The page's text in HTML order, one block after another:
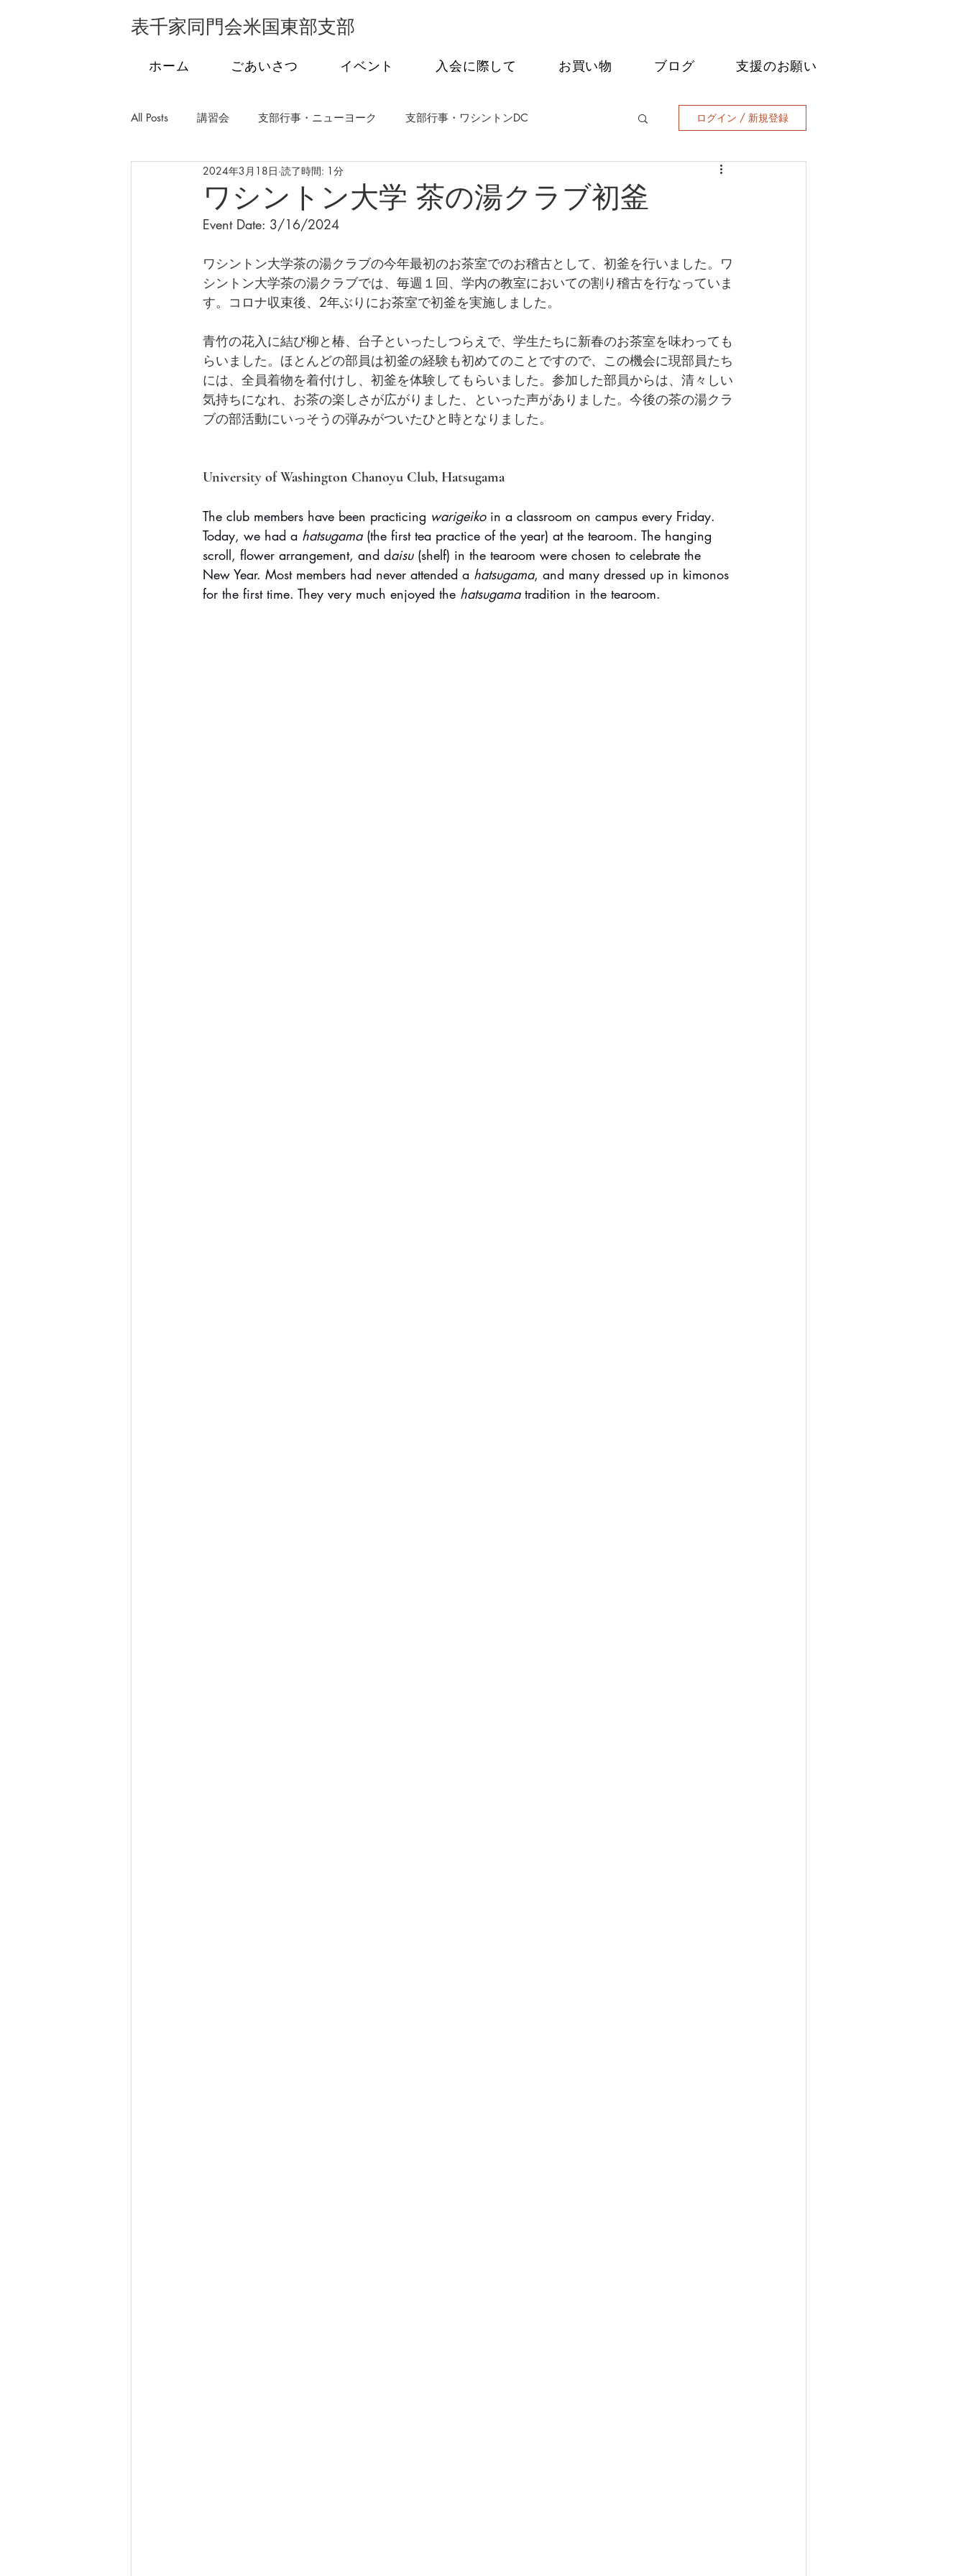
表千家同門会米国東部支部
ホーム ごあいさつ イベント 入会に際して お買い物 ブログ 支援のお願い
All Posts 講習会 支部行事・ニューヨーク 支部行事・ワシントンDC
支部行事・フロリダ 支部行事・フィラデルフィア
発会式 市民茶会
ログイン / 新規登録
ワシントン大学 茶の湯クラブ初釜
2024年3月18日 読了時間: 1分
Event Date: 3/16/2024
ワシントン大学茶の湯クラブの今年最初のお茶室でのお稽古として、初釜を行いました。ワ
シントン大学茶の湯クラブでは、毎週１回、学内の教室においての割り稽古を行なっていま
す。コロナ収束後、2年ぶりにお茶室で初釜を実施しました。
青竹の花入に結び柳と椿、台子といったしつらえで、学生たちに新春のお茶室を味わっても
らいました。ほとんどの部員は初釜の経験も初めてのことですので、この機会に現部員たち
には、全員着物を着付けし、初釜を体験してもらいました。参加した部員からは、清々しい
気持ちになれ、お茶の楽しさが広がりました、といった声がありました。今後の茶の湯クラ
ブの部活動にいっそうの弾みがついたひと時となりました。
University of Washington Chanoyu Club, Hatsugama
The club members have been practicing warigeiko in a classroom on campus every Friday.
Today, we had a hatsugama (the first tea practice of the year) at the tearoom. The hanging
scroll, flower arrangement, and daisu (shelf) in the tearoom were chosen to celebrate the
New Year. Most members had never attended a hatsugama, and many dressed up in kimonos
for the first time. They very much enjoyed the hatsugama tradition in the tearoom.